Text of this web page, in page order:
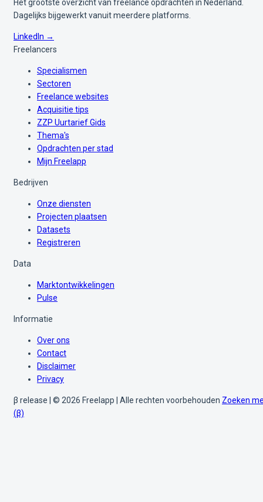
Het grootste overzicht van freelance opdrachten in Nederland.
Dagelijks bijgewerkt vanuit meerdere platforms.
LinkedIn →
Freelancers
Specialismen
Sectoren
Freelance websites
Acquisitie tips
ZZP Uurtarief Gids
Thema's
Opdrachten per stad
Mijn Freelapp
Bedrijven
Onze diensten
Projecten plaatsen
Datasets
Registreren
Data
Marktontwikkelingen
Pulse
Informatie
Over ons
Contact
Disclaimer
Privacy
β release | © 2026 Freelapp | Alle rechten voorbehouden Zoeken
(β)